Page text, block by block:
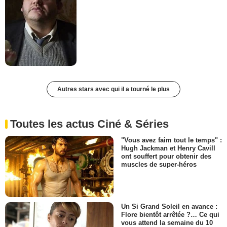
Autres stars avec qui il a tourné le plus
Toutes les actus Ciné & Séries
"Vous avez faim tout le temps" :
Hugh Jackman et Henry Cavill
ont souffert pour obtenir des
muscles de super-héros
Un Si Grand Soleil en avance :
Flore bientôt arrêtée ?… Ce qui
vous attend la semaine du 10